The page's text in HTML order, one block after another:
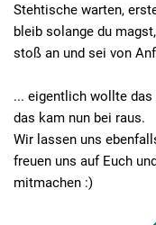
Stehtische warten,
bleib solange du
stoß an und sei von
... eigentlich wollte das
das kam nun bei raus.
Wir lassen uns
freuen uns auf Euch
mitmachen :)